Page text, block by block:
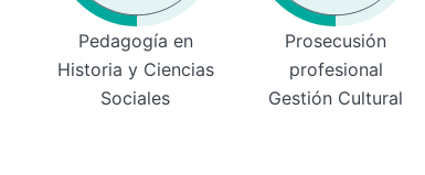
Pedagogía en
Historia y Ciencias
Sociales
Prosecusión
profesional
Gestión Cultural